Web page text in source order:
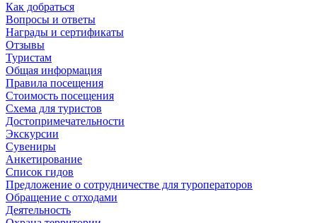
Как добраться
Вопросы и ответы
Награды и сертификаты
Отзывы
Туристам
Общая информация
Правила посещения
Стоимость посещения
Схема для туристов
Достопримечательности
Экскурсии
Сувениры
Анкетирование
Список гидов
Предложение о сотрудничестве для туроператоров
Обращение с отходами
Деятельность